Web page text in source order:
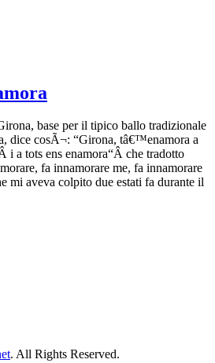
base per il tipico ballo tradizionale
dice cosÃ¬: “Girona, tâ€™enamora a
a tots ens enamora“Â che tradotto
fa innamorare me, fa innamorare
mi aveva colpito due estati fa durante il
. All Rights Reserved.